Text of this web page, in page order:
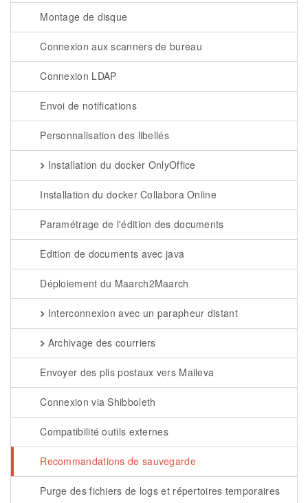
Montage de disque
Connexion aux scanners de bureau
Connexion LDAP
Envoi de notifications
Personnalisation des libellés
Installation du docker OnlyOffice
Installation du docker Collabora Online
Paramétrage de l'édition des documents
Edition de documents avec java
Déploiement du Maarch2Maarch
Interconnexion avec un parapheur distant
Archivage des courriers
Envoyer des plis postaux vers Maileva
Connexion via Shibboleth
Compatibilité outils externes
Recommandations de sauvegarde
Purge des fichiers de logs et répertoires temporaires